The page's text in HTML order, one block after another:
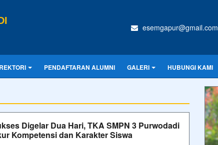
esemgapur@gmail.com
PENDAFTARAN ALUMNI GALERI HUBUNGI KAMI
Digelar Dua Hari, TKA SMPN 3 Purwodadi
Kompetensi dan Karakter Siswa